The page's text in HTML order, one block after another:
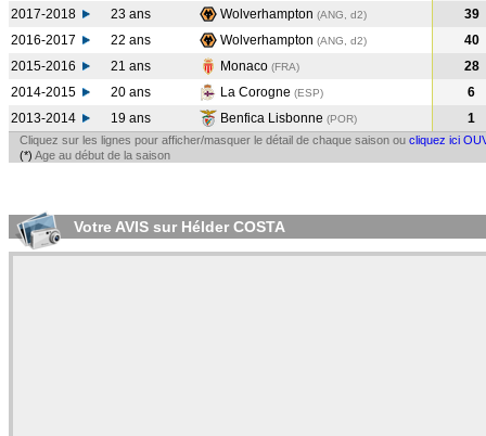
2017-2018
23 ans Wolverhampton (ANG, d2)
39
2016-2017
22 ans Wolverhampton (ANG, d2)
40
2015-2016
21 ans Monaco (FRA)
28
2014-2015
20 ans La Corogne (ESP)
6
2013-2014
19 ans Benfica Lisbonne (POR) 1
Cliquez sur les lignes pour afficher/masquer le détail de chaque saison ou cliquez ici
(*) Age au début de la saison
Votre AVIS sur Hélder COSTA